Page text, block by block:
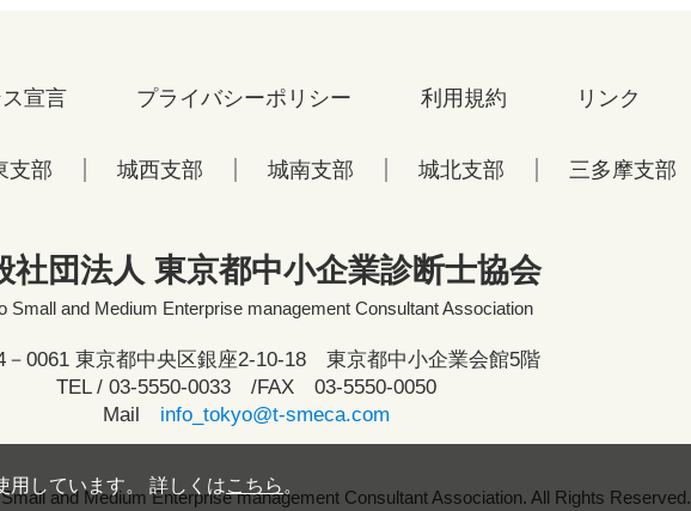
宣言 プライバシーポリシー 利用規約 リンク
支部 城西支部 城南支部 城北支部 三多摩支部
社団法人 東京都中小企業診断士協会
Small and Medium Enterprise management Consultant Association
－0061 東京都中央区銀座2-10-18 東京都中小企業会館5階
TEL / 03-5550-0033 /FAX 03-5550-0050
Mail info_tokyo@t-smeca.com
and Medium Enterprise management Consultant Association. All Rights Reserved.
用しています。 詳しくはこちら 。